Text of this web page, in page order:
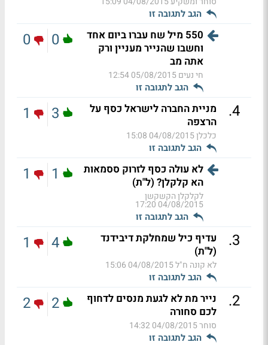
הגב לתגובה זו
550 מיל שח עברו ביום אחד
וחשבו שהנייר מעניין ורק
אתה מב
חי נעים05/08/2015 12:54
הגב לתגובה זו
0
0
4
.
מניית החברה לישראל כסף על
הרצפה
כלכלן04/08/2015 15:08
הגב לתגובה זו
3
1
לא עולה כסף לזרוק ססמאות
הא קלקלן? (ל"ת)
לקלקלן הקשקשן
04/08/2015 17:20
הגב לתגובה זו
1
1
3
.
עדיף כיל שמחלקת דיבידנד
(ל"ת)
לא קונה ח"ל04/08/2015 15:06
הגב לתגובה זו
4
1
2
.
נייר מת לא לגעת מנסים לדחוף
לכם סחורה
סוחר04/08/2015 14:32
הגב לתגובה זו
2
2